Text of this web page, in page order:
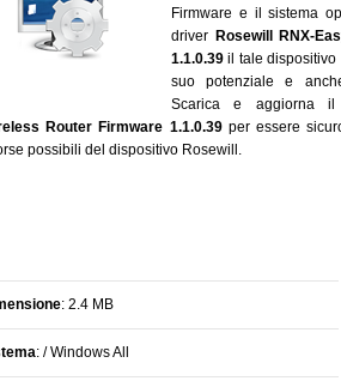
Firmware e il sistema
driver Rosewill RNX-
1.1.0.39 il tale dispositivo
suo potenziale e
Scarica e aggiorna
Router Firmware 1.1.0.39per essere
possibili del dispositivo Rosewill.
: 2.4 MB
: / Windows All